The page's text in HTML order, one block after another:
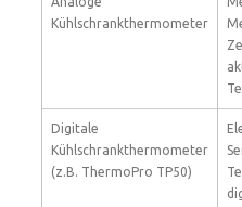
Kühlschrankthermometer
Digitale
Kühlschrankthermometer
(z.B. ThermoPro TP50)